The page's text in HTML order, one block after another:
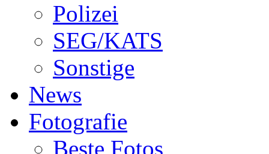
Polizei
SEG/KATS
Sonstige
News
Fotografie
Beste Fotos